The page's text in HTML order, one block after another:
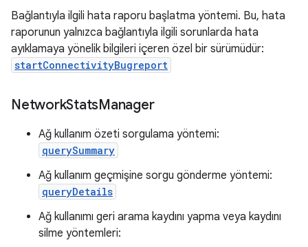
Bağlantıyla ilgili hata raporu başlatma yöntemi. Bu, hata
raporunun yalnızca bağlantıyla ilgili sorunlarda hata
ayıklamaya yönelik bilgileri içeren özel bir sürümüdür:
startConnectivityBugreport
NetworkStatsManager
Ağ kullanım özeti sorgulama yöntemi:
querySummary
Ağ kullanım geçmişine sorgu gönderme yöntemi:
queryDetails
Ağ kullanımı geri arama kaydını yapma veya kaydını
silme yöntemleri: